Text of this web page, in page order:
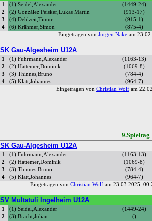
1 (1) Seidel,Alexander
(1449-24)
2
(2) González Peisker,Lukas Martin
(913-17)
3
(4) Dehlzeit,Timur
(915-1)
4
(6) Krähmer,Simon
(875-4)
Eingetragen von Jürgen Nakeam
SK Gau-Algesheim U12A
1 (1) Fuhrmann,Alexander
(1163-13)
2
(2) Hattemer,Dominik
(1069-8)
3
(3) Thinnes,Bruno
(784-4)
4
(5) Klatt,Johannes
(964-7)
Eingetragen von Christian Wolfam
SK Gau-Algesheim U12A
1 (1) Fuhrmann,Alexander
(1163-13)
2
(2) Hattemer,Dominik
(1069-8)
3
(3) Thinnes,Bruno
(784-4)
4
(5) Klatt,Johannes
(964-7)
Eingetragen von Christian Wolfam 23.03.2025,
SV Multatuli Ingelheim U12A
1 (1) Seidel,Alexander
(1449-24)
2
(3) Bracht,Julian
()